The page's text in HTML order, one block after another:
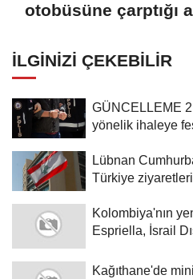
otobüsüne çarptığı
İLGINIZI ÇEKEBILIR
GÜNCELLEME
yönelik ihaleye
Lübnan
Türkiye
Kolombiya'nın
Espriella, İsrail
Kağıthane'de